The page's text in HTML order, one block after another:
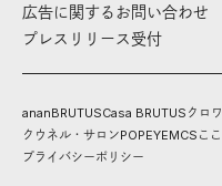
広告に関するお問い合わせ
プレスリリース受付
ananBRUTUSCasa BRUTUS クロ
クウネル・サロンPOPEYEMCS こ
プライバシーポリシー